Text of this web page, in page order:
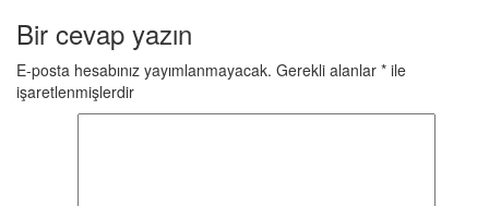
Bir cevap yazın
E-posta hesabınız yayımlanmayacak. Gerekli alanlar * ile
işaretlenmişlerdir